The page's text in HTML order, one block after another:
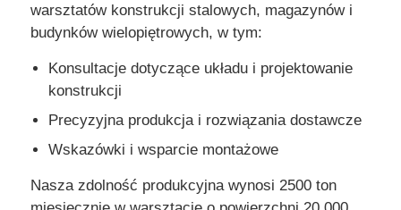
warsztatów konstrukcji stalowych, magazynów i
budynków wielopiętrowych, w tym:
Konsultacje dotyczące układu i projektowanie
konstrukcji
Precyzyjna produkcja i rozwiązania dostawcze
Wskazówki i wsparcie montażowe
Nasza zdolność produkcyjna wynosi 2500 ton